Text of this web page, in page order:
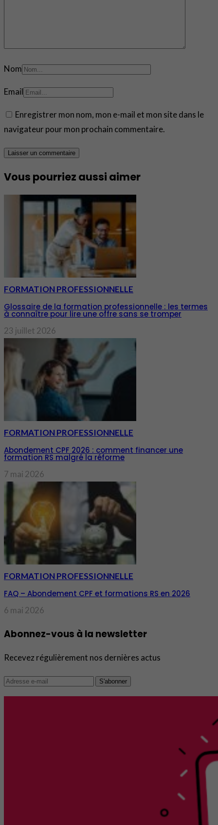
Nom
Email
Enregistrer mon nom, mon e-mail et mon site dans le
navigateur pour mon prochain commentaire.
Vous pourriez aussi aimer
FORMATION PROFESSIONNELLE
Glossaire de la formation professionnelle : les termes
à connaître pour lire une offre sans se tromper
23 juillet 2026
FORMATION PROFESSIONNELLE
Abondement CPF 2026 : comment financer une
formation RS malgré la réforme
7 mai 2026
FORMATION PROFESSIONNELLE
FAQ – Abondement CPF et formations RS en 2026
6 mai 2026
Abonnez-vous à la newsletter
Recevez régulièrement nos dernières actus
S'abonner